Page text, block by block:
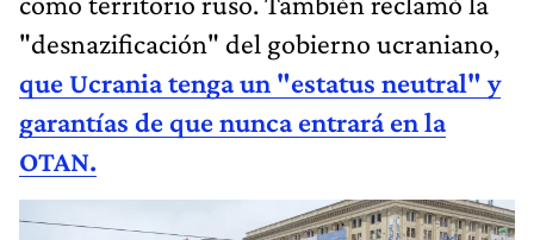
"desnazificación" del gobierno ucraniano,
que Ucrania tenga un "estatus neutral" y
garantías de que nunca entrará en la
OTAN.